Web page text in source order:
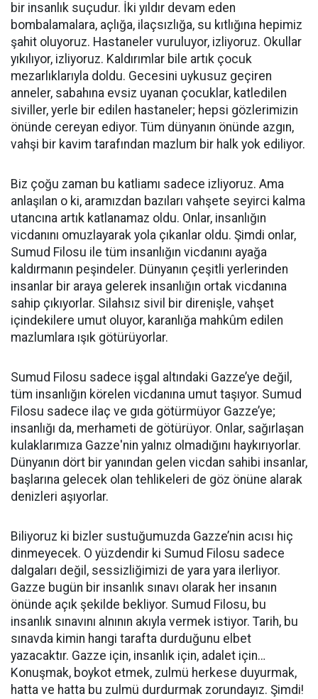
bir insanlık suçudur. İki yıldır devam eden
bombalamalara, açlığa, ilaçsızlığa, su kıtlığına hepimiz
şahit oluyoruz. Hastaneler vuruluyor, izliyoruz. Okullar
yıkılıyor, izliyoruz. Kaldırımlar bile artık çocuk
mezarlıklarıyla doldu. Gecesini uykusuz geçiren
anneler, sabahına evsiz uyanan çocuklar, katledilen
siviller, yerle bir edilen hastaneler; hepsi gözlerimizin
önünde cereyan ediyor. Tüm dünyanın önünde azgın,
vahşi bir kavim tarafından mazlum bir halk yok ediliyor.
Biz çoğu zaman bu katliamı sadece izliyoruz. Ama
anlaşılan o ki, aramızdan bazıları vahşete seyirci kalma
utancına artık katlanamaz oldu. Onlar, insanlığın
vicdanını omuzlayarak yola çıkanlar oldu. Şimdi onlar,
Sumud Filosu ile tüm insanlığın vicdanını ayağa
kaldırmanın peşindeler. Dünyanın çeşitli yerlerinden
insanlar bir araya gelerek insanlığın ortak vicdanına
sahip çıkıyorlar. Silahsız sivil bir direnişle, vahşet
içindekilere umut oluyor, karanlığa mahkûm edilen
mazlumlara ışık götürüyorlar.
Sumud Filosu sadece işgal altındaki Gazze’ye değil,
tüm insanlığın körelen vicdanına umut taşıyor. Sumud
Filosu sadece ilaç ve gıda götürmüyor Gazze’ye;
insanlığı da, merhameti de götürüyor. Onlar, sağırlaşan
kulaklarımıza Gazze'nin yalnız olmadığını haykırıyorlar.
Dünyanın dört bir yanından gelen vicdan sahibi insanlar,
başlarına gelecek olan tehlikeleri de göz önüne alarak
denizleri aşıyorlar.
Biliyoruz ki bizler sustuğumuzda Gazze’nin acısı hiç
dinmeyecek. O yüzdendir ki Sumud Filosu sadece
dalgaları değil, sessizliğimizi de yara yara ilerliyor.
Gazze bugün bir insanlık sınavı olarak her insanın
önünde açık şekilde bekliyor. Sumud Filosu, bu
insanlık sınavını alnının akıyla vermek istiyor. Tarih, bu
sınavda kimin hangi tarafta durduğunu elbet
yazacaktır. Gazze için, insanlık için, adalet için…
Konuşmak, boykot etmek, zulmü herkese duyurmak,
hatta ve hatta bu zulmü durdurmak zorundayız. Şimdi!